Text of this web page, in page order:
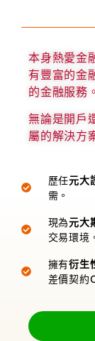
本身熱愛金
有豐富的金
的金融服務。
無論是開戶
屬的解決方
歷任元大
需。
現為元大
交易環境
擁有衍生
差價契約